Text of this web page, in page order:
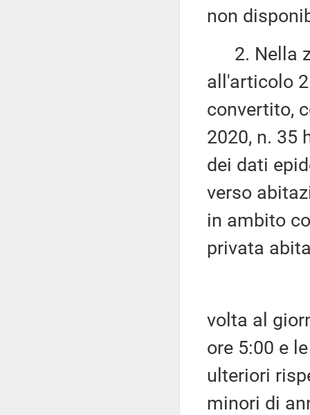
non
2. Nella
all'articolo
convertito,
2020, n. 35
dei dati
verso
in ambito
privata
volta al
ore 5:00 e
ulteriori
minori di